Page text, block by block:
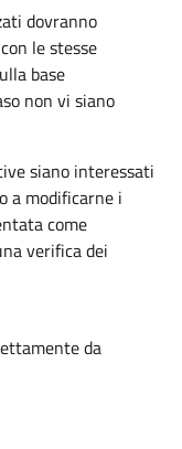
dovranno
le stesse
base
non vi siano
siano interessati
a modificarne i
come
verifica dei
da